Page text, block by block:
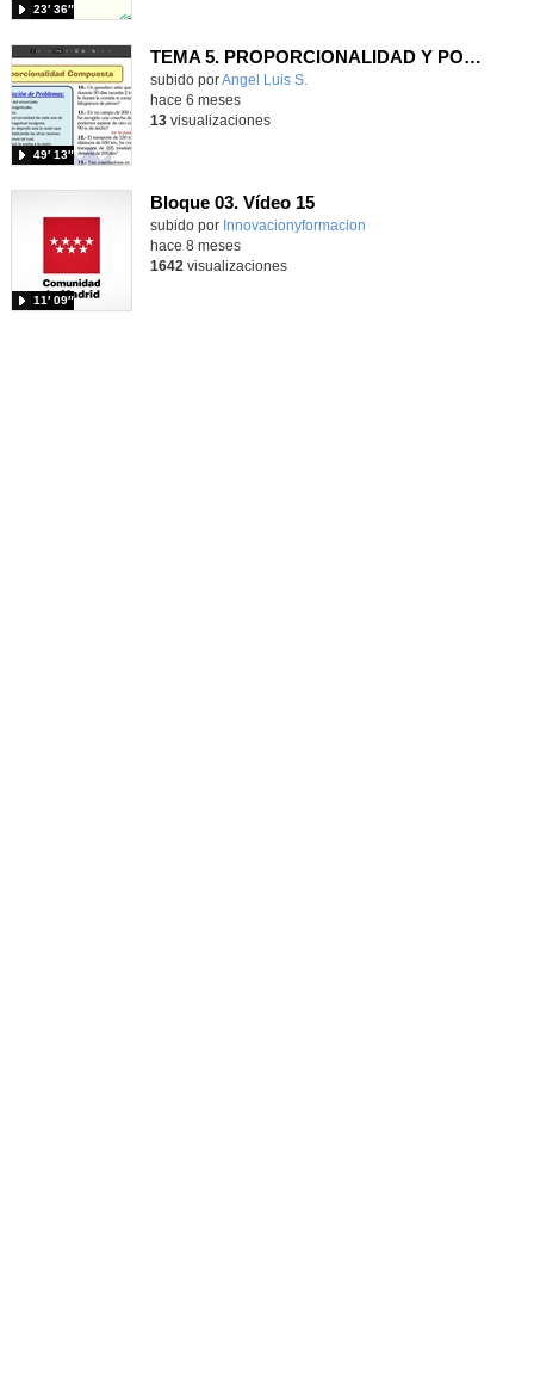
23′ 36″
TEMA 5. PROPORCIONALIDAD Y PORCENTAJES 3ª Sesión 03-02-2026
Contenido educativo.
subido porAngel Luis S.
49′ 13″
hace 6 meses
13visualizaciones
Bloque 03. Vídeo 15
Contenido educativo.
subido por Innovacionyformacion
11′ 09″
hace 8 meses
1642 visualizaciones